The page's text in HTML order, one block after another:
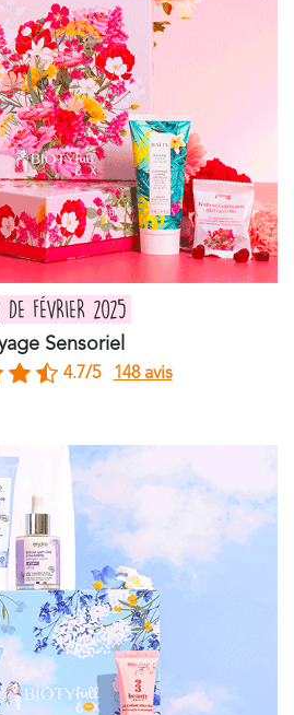
DE FÉVRIER 2025
Sensoriel
4.7/5 148 avis